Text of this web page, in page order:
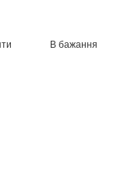
В бажання